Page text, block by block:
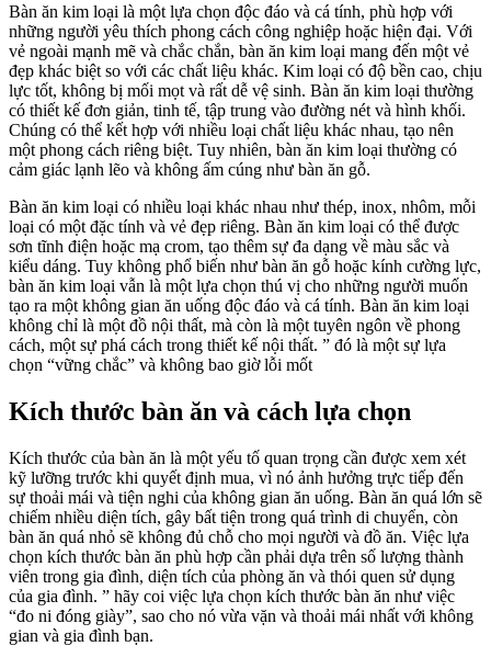
Bàn ăn kim loại là một lựa chọn độc đáo và cá tính, phù hợp với
những người yêu thích phong cách công nghiệp hoặc hiện đại. Với
vẻ ngoài mạnh mẽ và chắc chắn, bàn ăn kim loại mang đến một vẻ
đẹp khác biệt so với các chất liệu khác. Kim loại có độ bền cao, chịu
lực tốt, không bị mối mọt và rất dễ vệ sinh. Bàn ăn kim loại thường
có thiết kế đơn giản, tinh tế, tập trung vào đường nét và hình khối.
Chúng có thể kết hợp với nhiều loại chất liệu khác nhau, tạo nên
một phong cách riêng biệt. Tuy nhiên, bàn ăn kim loại thường có
cảm giác lạnh lẽo và không ấm cúng như bàn ăn gỗ.
Bàn ăn kim loại có nhiều loại khác nhau như thép, inox, nhôm, mỗi
loại có một đặc tính và vẻ đẹp riêng. Bàn ăn kim loại có thể được
sơn tĩnh điện hoặc mạ crom, tạo thêm sự đa dạng về màu sắc và
kiểu dáng. Tuy không phổ biến như bàn ăn gỗ hoặc kính cường lực,
bàn ăn kim loại vẫn là một lựa chọn thú vị cho những người muốn
tạo ra một không gian ăn uống độc đáo và cá tính. Bàn ăn kim loại
không chỉ là một đồ nội thất, mà còn là một tuyên ngôn về phong
cách, một sự phá cách trong thiết kế nội thất. ” đó là một sự lựa
chọn “vững chắc” và không bao giờ lỗi mốt
Kích thước bàn ăn và cách lựa chọn
Kích thước của bàn ăn là một yếu tố quan trọng cần được xem xét
kỹ lưỡng trước khi quyết định mua, vì nó ảnh hưởng trực tiếp đến
sự thoải mái và tiện nghi của không gian ăn uống. Bàn ăn quá lớn sẽ
chiếm nhiều diện tích, gây bất tiện trong quá trình di chuyển, còn
bàn ăn quá nhỏ sẽ không đủ chỗ cho mọi người và đồ ăn. Việc lựa
chọn kích thước bàn ăn phù hợp cần phải dựa trên số lượng thành
viên trong gia đình, diện tích của phòng ăn và thói quen sử dụng
của gia đình. ” hãy coi việc lựa chọn kích thước bàn ăn như việc
“đo ni đóng giày”, sao cho nó vừa vặn và thoải mái nhất với không
gian và gia đình bạn.